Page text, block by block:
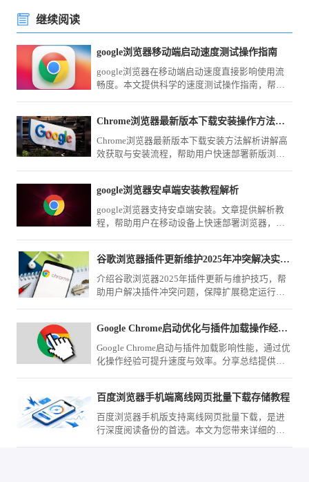
继续阅读
google浏览器移动端启动速度测试操作指南
google浏览器在移动端启动速度直接影响使用流
畅度。本文提供科学的速度测试操作指南，帮助
Chrome浏览器最新版本下载安装操作方法解析
Chrome浏览器最新版本下载安装方法解析讲解高
效获取与安装流程，帮助用户快速部署新版浏览
google浏览器安卓端安装教程解析
google浏览器支持安卓端安装。文章提供解析教
程，帮助用户在移动设备上快速部署浏览器，提
谷歌浏览器插件更新维护2025年冲突解决实用教程
介绍谷歌浏览器2025年插件更新与维护技巧，帮
助用户解决插件冲突问题，保障扩展稳定运行，
Google Chrome启动优化与插件加载操作经验分享
Google Chrome启动与插件加载影响性能，通过优
化操作经验可提升速度与效率。分享总结提供实
百度浏览器手机端离线网页批量下载存储教程
百度浏览器手机版支持离线网页批量下载，是进
行深度阅读备份的首选。本文为您带来详细的下